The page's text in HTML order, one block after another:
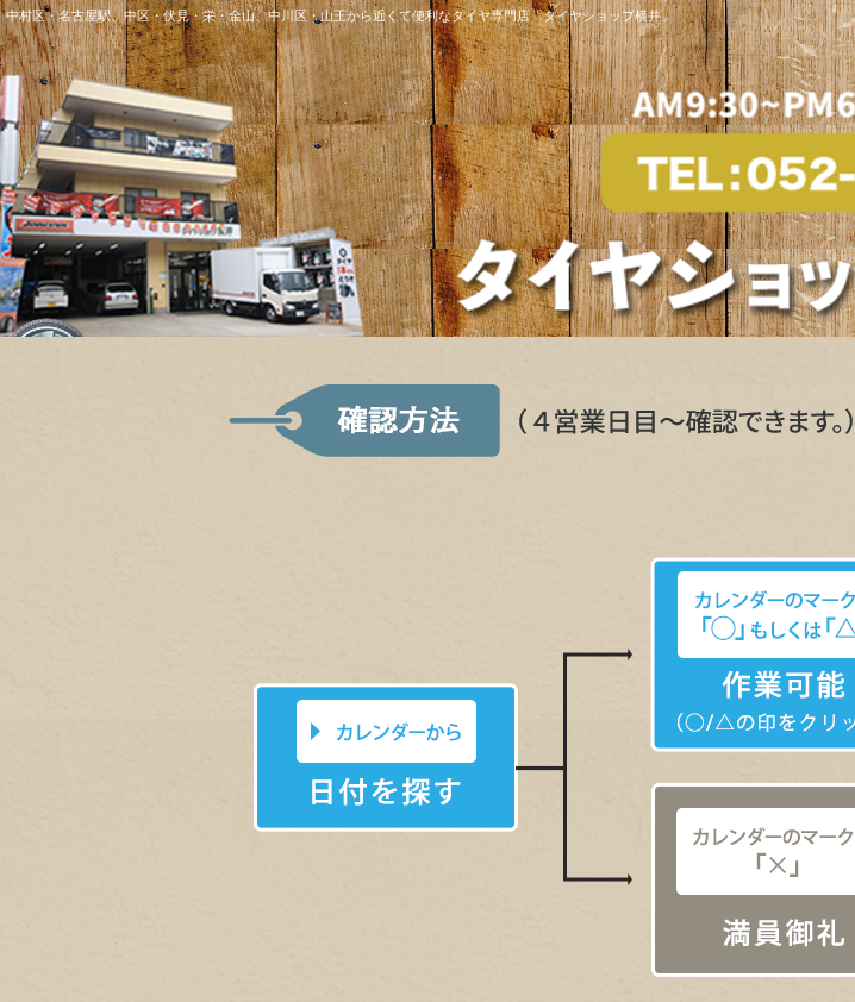
中村区・名古屋駅、中区・伏見・栄・金山、中川区・山王から近くて便利なタイヤ専門店「タイヤショップ横井」